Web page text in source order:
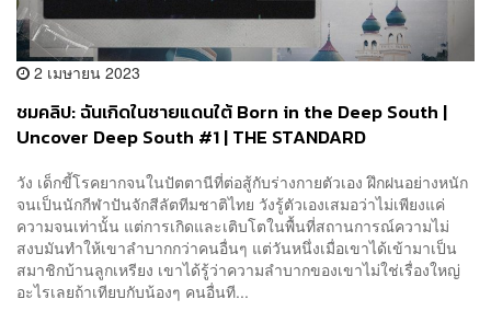
2 เมษายน 2023
ชมคลิป: ฉันเกิดในชายแดนใต้ Born in the Deep South |
Uncover Deep South #1 | THE STANDARD
วัง เด็กขี้โรคยากจนในปัตตานีที่ต่อสู้กับร่างกายตัวเอง ฝึกฝนอย่างหนัก
จนเป็นนักกีฬาปันจักสีลัตทีมชาติไทย วังรู้ตัวเองเสมอว่าไม่เพียงแค่
ความจนเท่านั้น แต่การเกิดและเติบโตในพื้นที่สถานการณ์ความไม่
สงบมันทำให้เขาลำบากกว่าคนอื่นๆ แต่วันหนึ่งเมื่อเขาได้เข้ามาเป็น
สมาชิกบ้านลูกเหรียง เขาได้รู้ว่าความลำบากของเขาไม่ใช่เรื่องใหญ่
อะไรเลยถ้าเทียบกับน้องๆ คนอื่นที...